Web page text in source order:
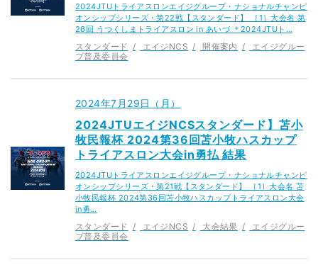
2024JTUトライアスロンエイジグループ・ナショナルチャンピ
オンシップシリーズ・第22戦【スタンダード】 ［1］大会名 第
26回 うつくしまトライアスロン in あいづ ＊2024JTUト…
スタンダード エイジNCS 開催案内
エイジグルー
プ普及委員会
2024年7月29日（月）
2024JTUエイジNCSスタンダード】苫小
牧民報杯 2024第36回苫小牧ハスカップ
トライアスロン大会in勇払 結果
2024JTUトライアスロンエイジグループ・ナショナルチャンピ
オンシップシリーズ・第21戦【スタンダード】 ［1］大会名 苫
小牧民報杯 2024第36回苫小牧ハスカップトライアスロン大会
in勇…
スタンダード エイジNCS 大会結果
エイジグルー
プ普及委員会